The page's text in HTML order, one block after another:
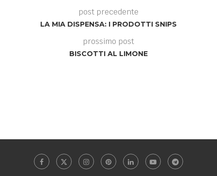
post precedente
LA MIA DISPENSA: I PRODOTTI SNIPS
prossimo post
BISCOTTI AL LIMONE